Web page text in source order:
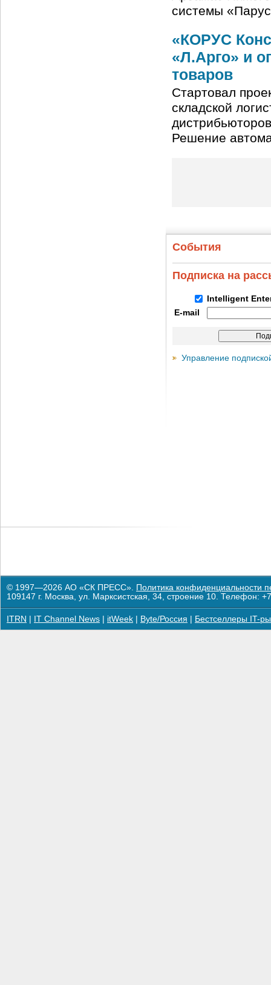
системы
«КОРУС
«Л.Арго» и
товаров
Стартовал
складской
Решение
События
Подписка на
Intelligent
E-mail
Управление
© 1997—2026 АО «СК ПРЕСС». Политика конфиденциальности
109147 г. Москва, ул. Марксистская, 34, строение 10. Телефон:
ITRN IT Channel News itWeek Byte/Россия Бестселлеры IT-